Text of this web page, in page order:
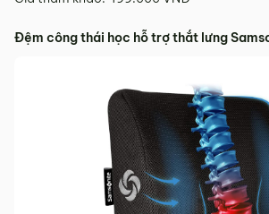
Đệm công thái học hỗ trợ thắt lưng